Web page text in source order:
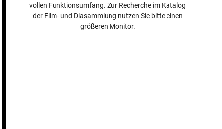
vollen Funktionsumfang. Zur Recherche im Katalog
der Film- und Diasammlung nutzen Sie bitte einen
größeren Monitor.